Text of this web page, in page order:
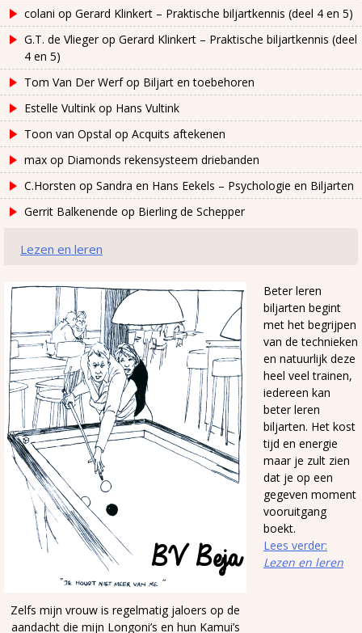
colani op Gerard Klinkert – Praktische biljartkennis (deel 4 en 5)
G.T. de Vliegerop Gerard Klinkert – Praktische biljartkennis (deel
4 en 5)
Tom Van Der Werfop Biljart en toebehoren
Estelle Vultink op Hans Vultink
Toon van Opstal op Acquits aftekenen
max op Diamonds rekensysteem driebanden
C.Horsten op Sandra en Hans Eekels – Psychologie en Biljarten
Gerrit Balkenende op Bierling de Schepper
Lezen en leren
Zelfs mijn vrouw is regelmatig jaloers op de
aandacht die mijn Longoni’s en hun Kamui’s
Beter leren
biljarten begint
met het begrijpen
van de technieken
en natuurlijk deze
heel veel trainen,
iedereen kan
beter leren
biljarten. Het kost
tijd en energie
maar je zult zien
dat je op een
gegeven moment
vooruitgang
boekt.
Lees verder:
Lezen en leren